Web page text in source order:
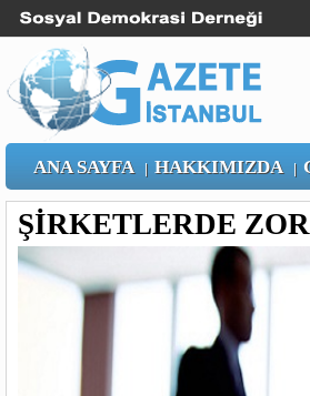
ANA SAYFA | HAKKIMIZDA |
ŞİRKETLERDE